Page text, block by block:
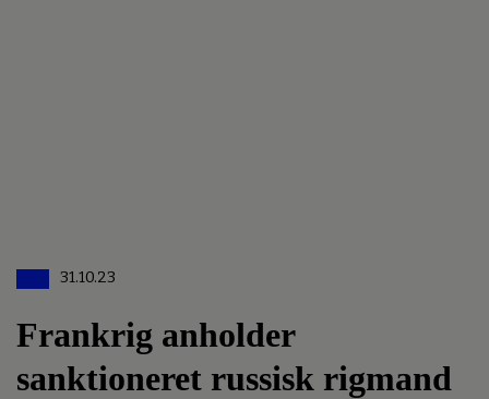
31.10.23
Frankrig anholder
sanktioneret russisk rigmand